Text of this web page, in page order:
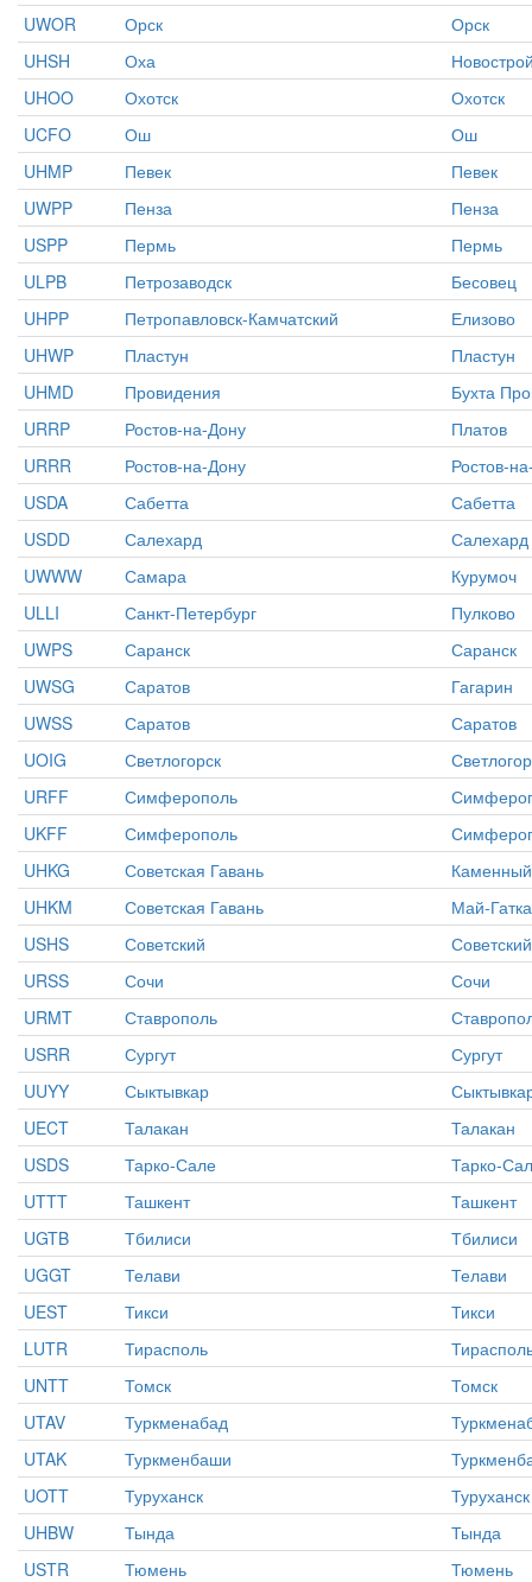
UWOR
Орск
Орск
UHSH
Оха
UHOO
Охотск
Охотск
UCFO
Ош
Ош
UHMP
Певек
Певек
UWPP
Пенза
Пенза
USPP
Пермь
Пермь
ULPB
Петрозаводск
Бесовец
UHPP
Петропавловск-Камчатский
Елизово
UHWP
Пластун
Пластун
UHMD
Провидения
Бухта
URRP
Ростов-на-Дону
Платов
URRR
Ростов-на-Дону
Ростов-
USDA
Сабетта
Сабетта
USDD
Салехард
Салехард
UWWW
Самара
Курумоч
ULLI
Санкт-Петербург
Пулково
UWPS
Саранск
Саранск
UWSG
Саратов
Гагарин
UWSS
Саратов
Саратов
UOIG
Светлогорск
URFF
Симферополь
UKFF
Симферополь
UHKG
Советская Гавань
UHKM
Советская Гавань
Май-Гатка
USHS
Советский
Советский
URSS
Сочи
Сочи
URMT
Ставрополь
USRR
Сургут
Сургут
UUYY
Сыктывкар
UECT
Талакан
Талакан
USDS
Тарко-Сале
Тарко-
UTTT
Ташкент
Ташкент
UGTB
Тбилиси
Тбилиси
UGGT
Телави
Телави
UEST
Тикси
Тикси
LUTR
Тирасполь
UNTT
Томск
Томск
UTAV
Туркменабад
UTAK
Туркменбаши
UOTT
Туруханск
Туруханск
UHBW
Тында
Тында
USTR
Тюмень
Тюмень